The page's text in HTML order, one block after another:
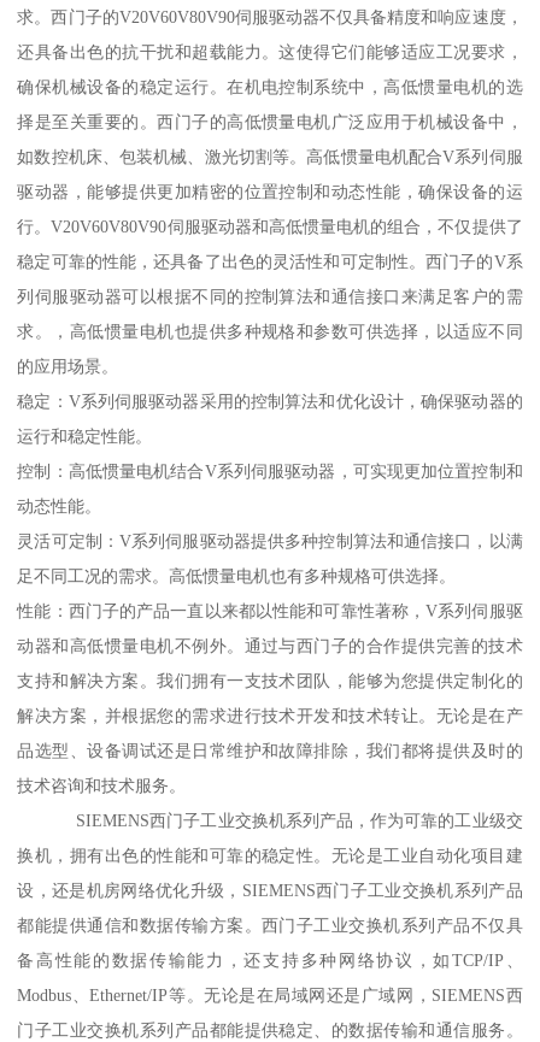
求。西门子的V20V60V80V90伺服驱动器不仅具备精度和响应速度，
还具备出色的抗干扰和超载能力。这使得它们能够适应工况要求，
确保机械设备的稳定运行。在机电控制系统中，高低惯量电机的选
择是至关重要的。西门子的高低惯量电机广泛应用于机械设备中，
如数控机床、包装机械、激光切割等。高低惯量电机配合V系列伺服
驱动器，能够提供更加精密的位置控制和动态性能，确保设备的运
行。V20V60V80V90伺服驱动器和高低惯量电机的组合，不仅提供了
稳定可靠的性能，还具备了出色的灵活性和可定制性。西门子的V系
列伺服驱动器可以根据不同的控制算法和通信接口来满足客户的需
求。，高低惯量电机也提供多种规格和参数可供选择，以适应不同
的应用场景。
稳定：V系列伺服驱动器采用的控制算法和优化设计，确保驱动器的
运行和稳定性能。
控制：高低惯量电机结合V系列伺服驱动器，可实现更加位置控制和
动态性能。
灵活可定制：V系列伺服驱动器提供多种控制算法和通信接口，以满
足不同工况的需求。高低惯量电机也有多种规格可供选择。
性能：西门子的产品一直以来都以性能和可靠性著称，V系列伺服驱
动器和高低惯量电机不例外。通过与西门子的合作提供完善的技术
支持和解决方案。我们拥有一支技术团队，能够为您提供定制化的
解决方案，并根据您的需求进行技术开发和技术转让。无论是在产
品选型、设备调试还是日常维护和故障排除，我们都将提供及时的
技术咨询和技术服务。
SIEMENS西门子工业交换机系列产品，作为可靠的工业级交
换机，拥有出色的性能和可靠的稳定性。无论是工业自动化项目建
设，还是机房网络优化升级，SIEMENS西门子工业交换机系列产品
都能提供通信和数据传输方案。西门子工业交换机系列产品不仅具
备高性能的数据传输能力，还支持多种网络协议，如TCP/IP、
Modbus、Ethernet/IP等。无论是在局域网还是广域网，SIEMENS西
门子工业交换机系列产品都能提供稳定、的数据传输和通信服务。